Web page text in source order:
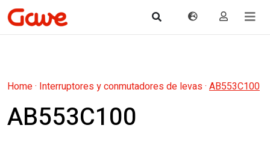
Home· Interruptores y conmutadores de levas· AB553C100
AB553C100